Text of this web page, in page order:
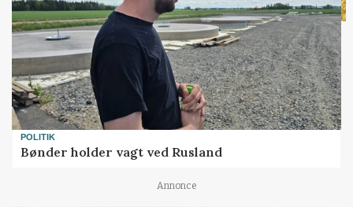
POLITIK
Bønder holder vagt ved Rusland
Annonce